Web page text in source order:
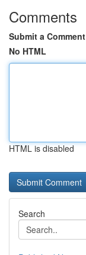
Comments
Submit a Comment
No HTML
HTML is disabled
Search